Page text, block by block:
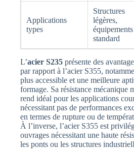
Applications
types
Structures
légères,
équipements
standard
L’acier S235 présente des
par rapport à l’acier S355,
plus accessible et une meilleure
formage. Sa résistance mécanique
rend idéal pour les applications
nécessitant pas de performances
en termes de rupture ou de
À l’inverse, l’acier S355 est
ouvrages nécessitant une haute
les ponts ou les structures